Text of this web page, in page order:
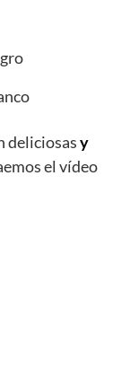
deliciosasy
el vídeo